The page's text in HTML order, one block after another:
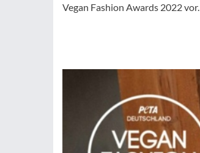
Vegan Fashion Awards 2022 vor.